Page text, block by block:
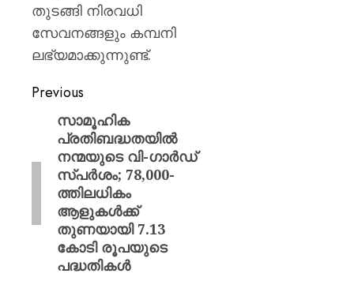
തുടങ്ങി നിരവധി
സേവനങ്ങളും കമ്പനി
ലഭ്യമാക്കുന്നുണ്ട്.
Previous
സാമൂഹിക
പ്രതിബദ്ധതയിൽ
നന്മയുടെ വി-ഗാർഡ്
സ്പർശം; 78,000-
ത്തിലധികം
ആളുകൾക്ക്
തുണയായി 7.13
കോടി രൂപയുടെ
പദ്ധതികൾ